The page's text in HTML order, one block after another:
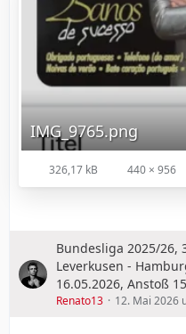
IMG_9765.png
326,17 kB 440 × 956
Bundesliga 2025/26,
Leverkusen -
16.05.2026, Anstoß
Renato13 12. Mai 2026